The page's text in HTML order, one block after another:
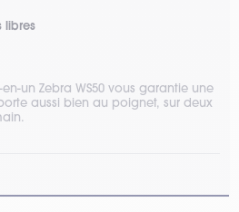
libres
un Zebra WS50 vous garantie une
aussi bien au poignet, sur deux